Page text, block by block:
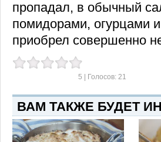
пропадал, в обычный
помидорами, огурцами
приобрел совершенно
5 | Голосов: 21
ВАМ ТАКЖЕ БУДЕТ